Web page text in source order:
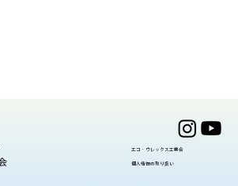
エコ・ウレックス工業会
個人情報の取り扱い